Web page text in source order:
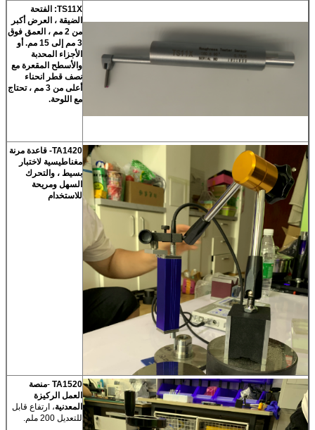
اترك رسالة
TS11X: الفتحة
الضيقة ، العرض أكبر
من 2 مم ، العمق فوق
3 مم إلى 15 مم. أو
الأجزاء المحدبة
والأسطح المقعرة مع
نصف قطر انحناء
أعلى من 3 مم ، تحتاج
مع اللوحة.
TA1420- قاعدة مرنة
مغناطيسية لاختبار
بسيط ، والتحرك
السهل ومريحة
للاستخدام
TA1520
-منصة
العمل الركيزة
المعدنية، ارتفاع قابل
للتعديل 200 ملم.